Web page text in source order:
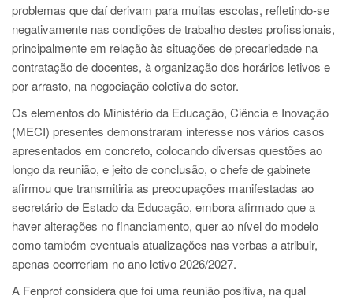
problemas que daí derivam para muitas escolas, refletindo-se
negativamente nas condições de trabalho destes profissionais,
principalmente em relação às situações de precariedade na
contratação de docentes, à organização dos horários letivos e
por arrasto, na negociação coletiva do setor.
Os elementos do Ministério da Educação, Ciência e Inovação
(MECI) presentes demonstraram interesse nos vários casos
apresentados em concreto, colocando diversas questões ao
longo da reunião, e jeito de conclusão, o chefe de gabinete
afirmou que transmitiria as preocupações manifestadas ao
secretário de Estado da Educação, embora afirmado que a
haver alterações no financiamento, quer ao nível do modelo
como também eventuais atualizações nas verbas a atribuir,
apenas ocorreriam no ano letivo 2026/2027.
A Fenprof considera que foi uma reunião positiva, na qual